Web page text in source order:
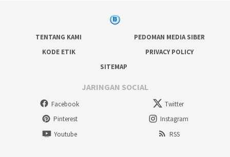
TENTANG KAMI
PEDOMAN MEDIA SIBER
KODE ETIK
PRIVACY POLICY
SITEMAP
JARINGAN SOCIAL
Facebook
Twitter
Pinterest
Instagram
Youtube
RSS